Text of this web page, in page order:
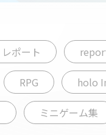
レポート
RPG holo
ミニゲーム集